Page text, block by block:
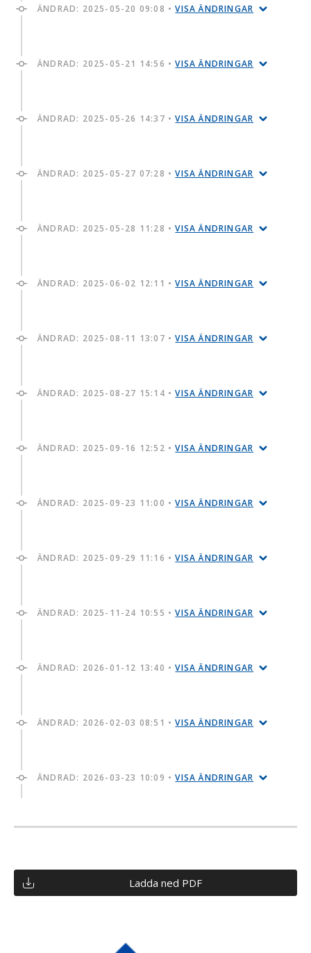
ÄNDRAD: 2025-05-20 09:08 •VISA ÄNDRINGAR
ÄNDRAD: 2025-05-21 14:56 •VISA ÄNDRINGAR
ÄNDRAD: 2025-05-26 14:37 •VISA ÄNDRINGAR
ÄNDRAD: 2025-05-27 07:28 •VISA ÄNDRINGAR
ÄNDRAD: 2025-05-28 11:28 •VISA ÄNDRINGAR
ÄNDRAD: 2025-06-02 12:11 •VISA ÄNDRINGAR
ÄNDRAD: 2025-08-11 13:07 •VISA ÄNDRINGAR
ÄNDRAD: 2025-08-27 15:14 •VISA ÄNDRINGAR
ÄNDRAD: 2025-09-16 12:52 •VISA ÄNDRINGAR
ÄNDRAD: 2025-09-23 11:00 •VISA ÄNDRINGAR
ÄNDRAD: 2025-09-29 11:16 •VISA ÄNDRINGAR
ÄNDRAD: 2025-11-24 10:55 •VISA ÄNDRINGAR
ÄNDRAD: 2026-01-12 13:40 •VISA ÄNDRINGAR
ÄNDRAD: 2026-02-03 08:51 •VISA ÄNDRINGAR
ÄNDRAD: 2026-03-23 10:09 •VISA ÄNDRINGAR
Ladda ned PDF